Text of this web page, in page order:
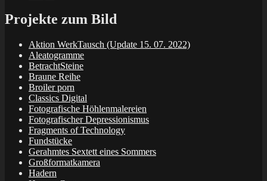
Projekte zum Bild
Aktion WerkTausch (Update 15. 07. 2022)
Aleatogramme
BetrachtSteine
Braune Reihe
Broiler porn
Classics Digital
Fotografische Höhlenmalereien
Fotografischer Depressionismus
Fragments of Technology
Fundstücke
Gerahmtes Sextett eines Sommers
Großformatkamera
Hadern